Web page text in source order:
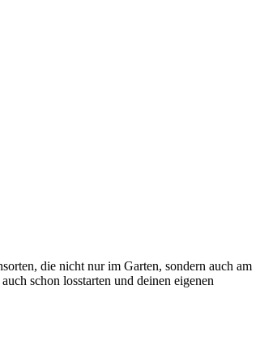
die nicht nur im Garten, sondern auch am
schon losstarten und deinen eigenen